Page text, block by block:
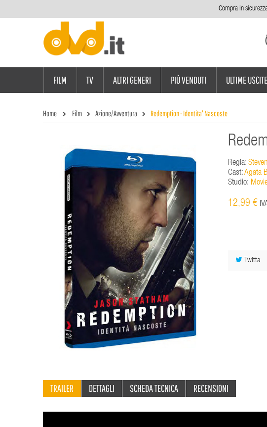
Compra in
FILM TV ALTRI GENERI PIÙ VENDUTI ULTIME USCITE
Home Film Azione/Avventura Redemption - Identita' Nascoste
Regia:
Cast:Agata
Studio:
12,99 €
Twitta
TRAILER DETTAGLI SCHEDA TECNICA RECENSIONI